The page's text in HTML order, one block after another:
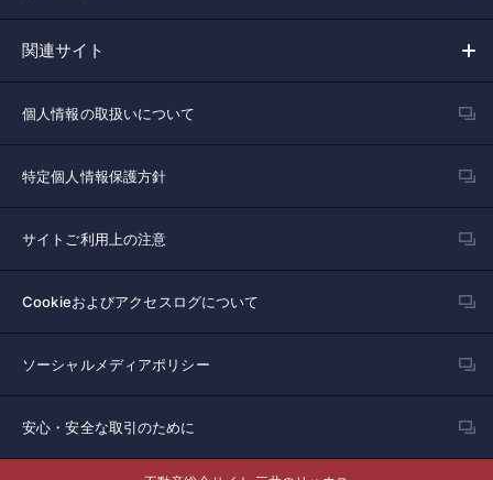
関連サイト
個人情報の取扱いについて
特定個人情報保護方針
サイトご利用上の注意
Cookieおよびアクセスログについて
ソーシャルメディアポリシー
安心・安全な取引のために